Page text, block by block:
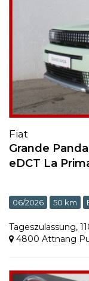
Fiat
Grande
eDCT La
06/2026 50 km
Tageszulassung,
4800 Attnang